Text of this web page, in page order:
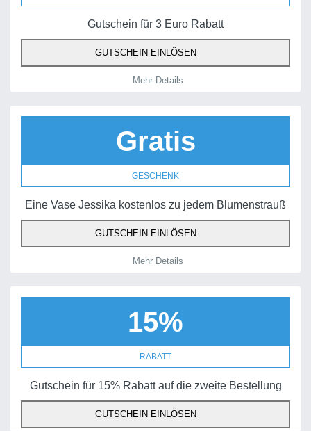
Gutschein für 3 Euro Rabatt
GUTSCHEIN EINLÖSEN
Mehr Details
Gratis
GESCHENK
Eine Vase Jessika kostenlos zu jedem Blumenstrauß
GUTSCHEIN EINLÖSEN
Mehr Details
15%
RABATT
Gutschein für 15% Rabatt auf die zweite Bestellung
GUTSCHEIN EINLÖSEN